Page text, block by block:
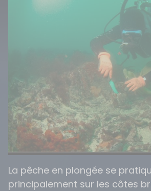
La pêche en plongée se
principalement sur les côtes